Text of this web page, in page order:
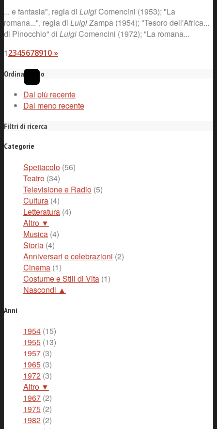
... e fantasia", regia di LuigiComencini (1953); "La
romana...", regia di LuigiZampa (1954); "Tesoro dell'Africa...
di Pinocchio" di LuigiComencini (1972); "La romana...
12345678910 »
Ordinamento
Dal più recente
Dal meno recente
Filtri di ricerca
Categorie
Spettacolo (56)
Teatro (34)
Televisione e Radio (5)
Cultura (4)
Letteratura (4)
Altro ▼
Musica (4)
Storia (4)
Anniversari e celebrazioni (2)
Cinema (1)
Costume e Stili di Vita (1)
Nascondi ▲
Anni
1954 (15)
1955 (13)
1957 (3)
1965 (3)
1972 (3)
Altro ▼
1967 (2)
1975 (2)
1982 (2)